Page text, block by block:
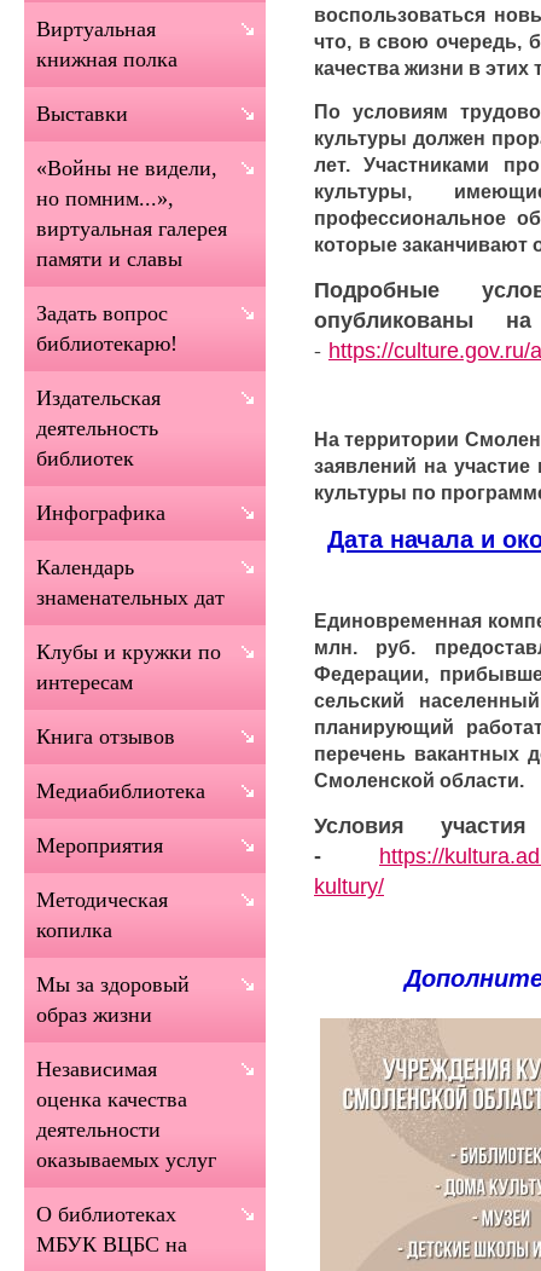
воспользоваться
что, в свою очередь,
качества жизни в этих
По условиям
культуры должен
лет. Участниками
культуры,
профессиональное
которые заканчивают
Подробные
опубликованы
- https://culture.gov.ru/
На территории
заявлений на
культуры по
Дата начала и
Единовременная
млн. руб.
Федерации,
сельский
планирующий
перечень вакантных
Смоленской области.
Условия
- https://
kultury/
Виртуальная
книжная полка
Выставки
«Войны не видели,
но помним...»,
виртуальная галерея
памяти и славы
Задать вопрос
библиотекарю!
Издательская
деятельность
библиотек
Инфографика
Календарь
знаменательных дат
Клубы и кружки по
интересам
Книга отзывов
Медиабиблиотека
Мероприятия
Методическая
копилка
Мы за здоровый
образ жизни
Независимая
оценка качества
деятельности
оказываемых услуг
О библиотеках
МБУК ВЦБС на